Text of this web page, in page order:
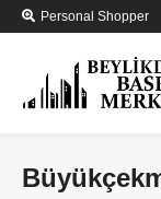
Personal Shopper